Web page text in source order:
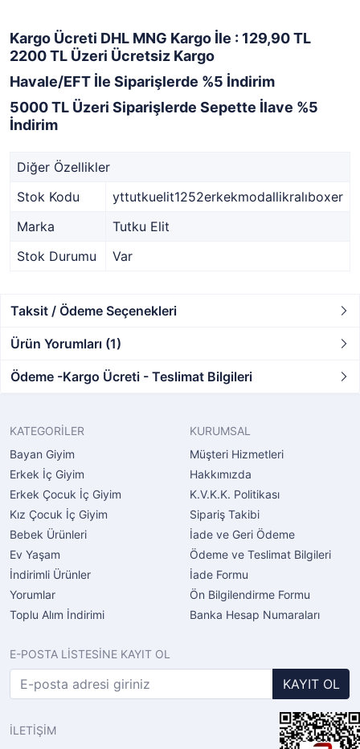
Kargo Ücreti DHL MNG Kargo İle : 129,90 TL
2200 TL Üzeri Ücretsiz Kargo
Havale/EFT İle Siparişlerde %5 İndirim
5000 TL Üzeri Siparişlerde Sepette İlave %5
İndirim
Diğer Özellikler
Stok Kodu
yttutkuelit1252erkekmodallikralıboxer
Marka
Tutku Elit
Stok Durumu
Var
Taksit / Ödeme Seçenekleri
Ürün Yorumları (1)
Ödeme -Kargo Ücreti - Teslimat Bilgileri
KATEGORİLER
Bayan Giyim
Erkek İç Giyim
Erkek Çocuk İç Giyim
Kız Çocuk İç Giyim
Bebek Ürünleri
Ev Yaşam
İndirimli Ürünler
Yorumlar
Toplu Alım İndirimi
KURUMSAL
Müşteri Hizmetleri
Hakkımızda
K.V.K.K. Politikası
Sipariş Takibi
İade ve Geri Ödeme
Ödeme ve Teslimat Bilgileri
İade Formu
Ön Bilgilendirme Formu
Banka Hesap Numaraları
E-POSTA LİSTESİNE KAYIT OL
KAYIT OL
İLETİŞİM